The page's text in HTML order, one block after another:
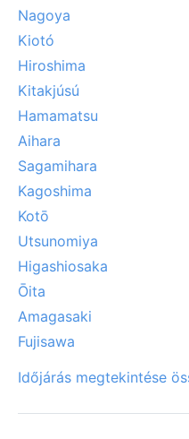
Nagoya
Kiotó
Hiroshima
Kitakjúsú
Hamamatsu
Aihara
Sagamihara
Kagoshima
Kotō
Utsunomiya
Higashiosaka
Ōita
Amagasaki
Fujisawa
Időjárás megtekintése